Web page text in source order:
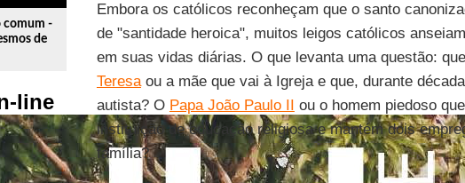
comum -
de
line
Embora os católicos reconheçam que o santo
de "santidade heroica", muitos leigos católicos
em suas vidas diárias. O que levanta uma questão:
Teresaou a mãe que vai à Igreja e que, durante
autista? O Papa João Paulo II ou o homem piedoso
instituição de educação religiosa e mantém dois
família?